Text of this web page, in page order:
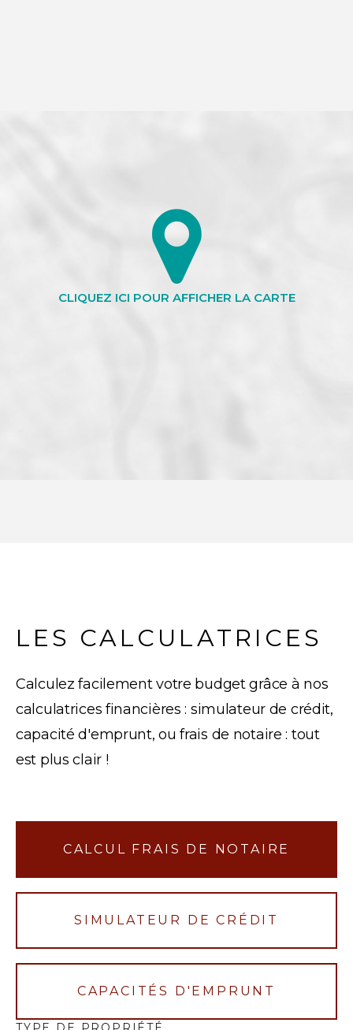
LES CALCULATRICES
Calculez facilement votre budget grâce à nos
calculatrices financières : simulateur de crédit,
capacité d'emprunt, ou frais de notaire : tout
est plus clair !
CALCUL FRAIS DE NOTAIRE
SIMULATEUR DE CRÉDIT
CAPACITÉS D'EMPRUNT